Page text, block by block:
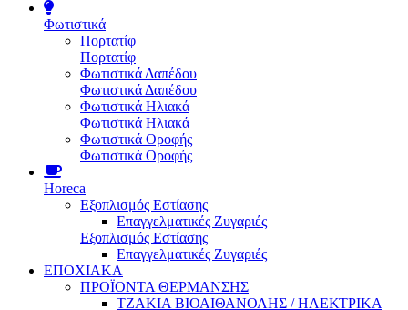
Φωτιστικά
Πορτατίφ
Πορτατίφ
Φωτιστικά Δαπέδου
Φωτιστικά Δαπέδου
Φωτιστικά Ηλιακά
Φωτιστικά Ηλιακά
Φωτιστικά Οροφής
Φωτιστικά Οροφής
Horeca
Εξοπλισμός Εστίασης
Επαγγελματικές Ζυγαριές
Εξοπλισμός Εστίασης
Επαγγελματικές Ζυγαριές
ΕΠΟΧΙΑΚΑ
ΠΡΟΪΟΝΤΑ ΘΕΡΜΑΝΣΗΣ
ΤΖΑΚΙΑ ΒΙΟΑΙΘΑΝΟΛΗΣ / ΗΛΕΚΤΡΙΚΑ